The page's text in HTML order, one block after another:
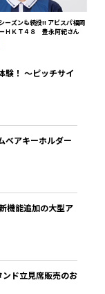
ーズンも続投!! アビスパ福岡
ＨＫＴ４８ 豊永阿紀さん
験！ ～ピッチサイ
ベアキーホルダー
機能追加の大型ア
ンド立見席販売のお